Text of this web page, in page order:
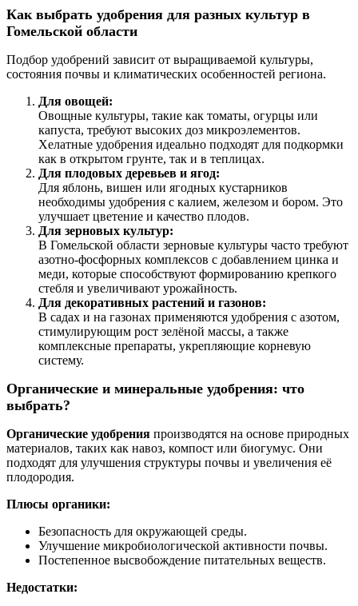
Как выбрать удобрения для разных культур в
Гомельской области
Подбор удобрений зависит от выращиваемой культуры,
состояния почвы и климатических особенностей региона.
Для овощей:
Овощные культуры, такие как томаты, огурцы или
капуста, требуют высоких доз микроэлементов.
Хелатные удобрения идеально подходят для подкормки
как в открытом грунте, так и в теплицах.
Для плодовых деревьев и ягод:
Для яблонь, вишен или ягодных кустарников
необходимы удобрения с калием, железом и бором. Это
улучшает цветение и качество плодов.
Для зерновых культур:
В Гомельской области зерновые культуры часто требуют
азотно-фосфорных комплексов с добавлением цинка и
меди, которые способствуют формированию крепкого
стебля и увеличивают урожайность.
Для декоративных растений и газонов:
В садах и на газонах применяются удобрения с азотом,
стимулирующим рост зелёной массы, а также
комплексные препараты, укрепляющие корневую
систему.
Органические и минеральные удобрения: что
выбрать?
Органические удобрения производятся на основе природных
материалов, таких как навоз, компост или биогумус. Они
подходят для улучшения структуры почвы и увеличения её
плодородия.
Плюсы органики:
Безопасность для окружающей среды.
Улучшение микробиологической активности почвы.
Постепенное высвобождение питательных веществ.
Недостатки: